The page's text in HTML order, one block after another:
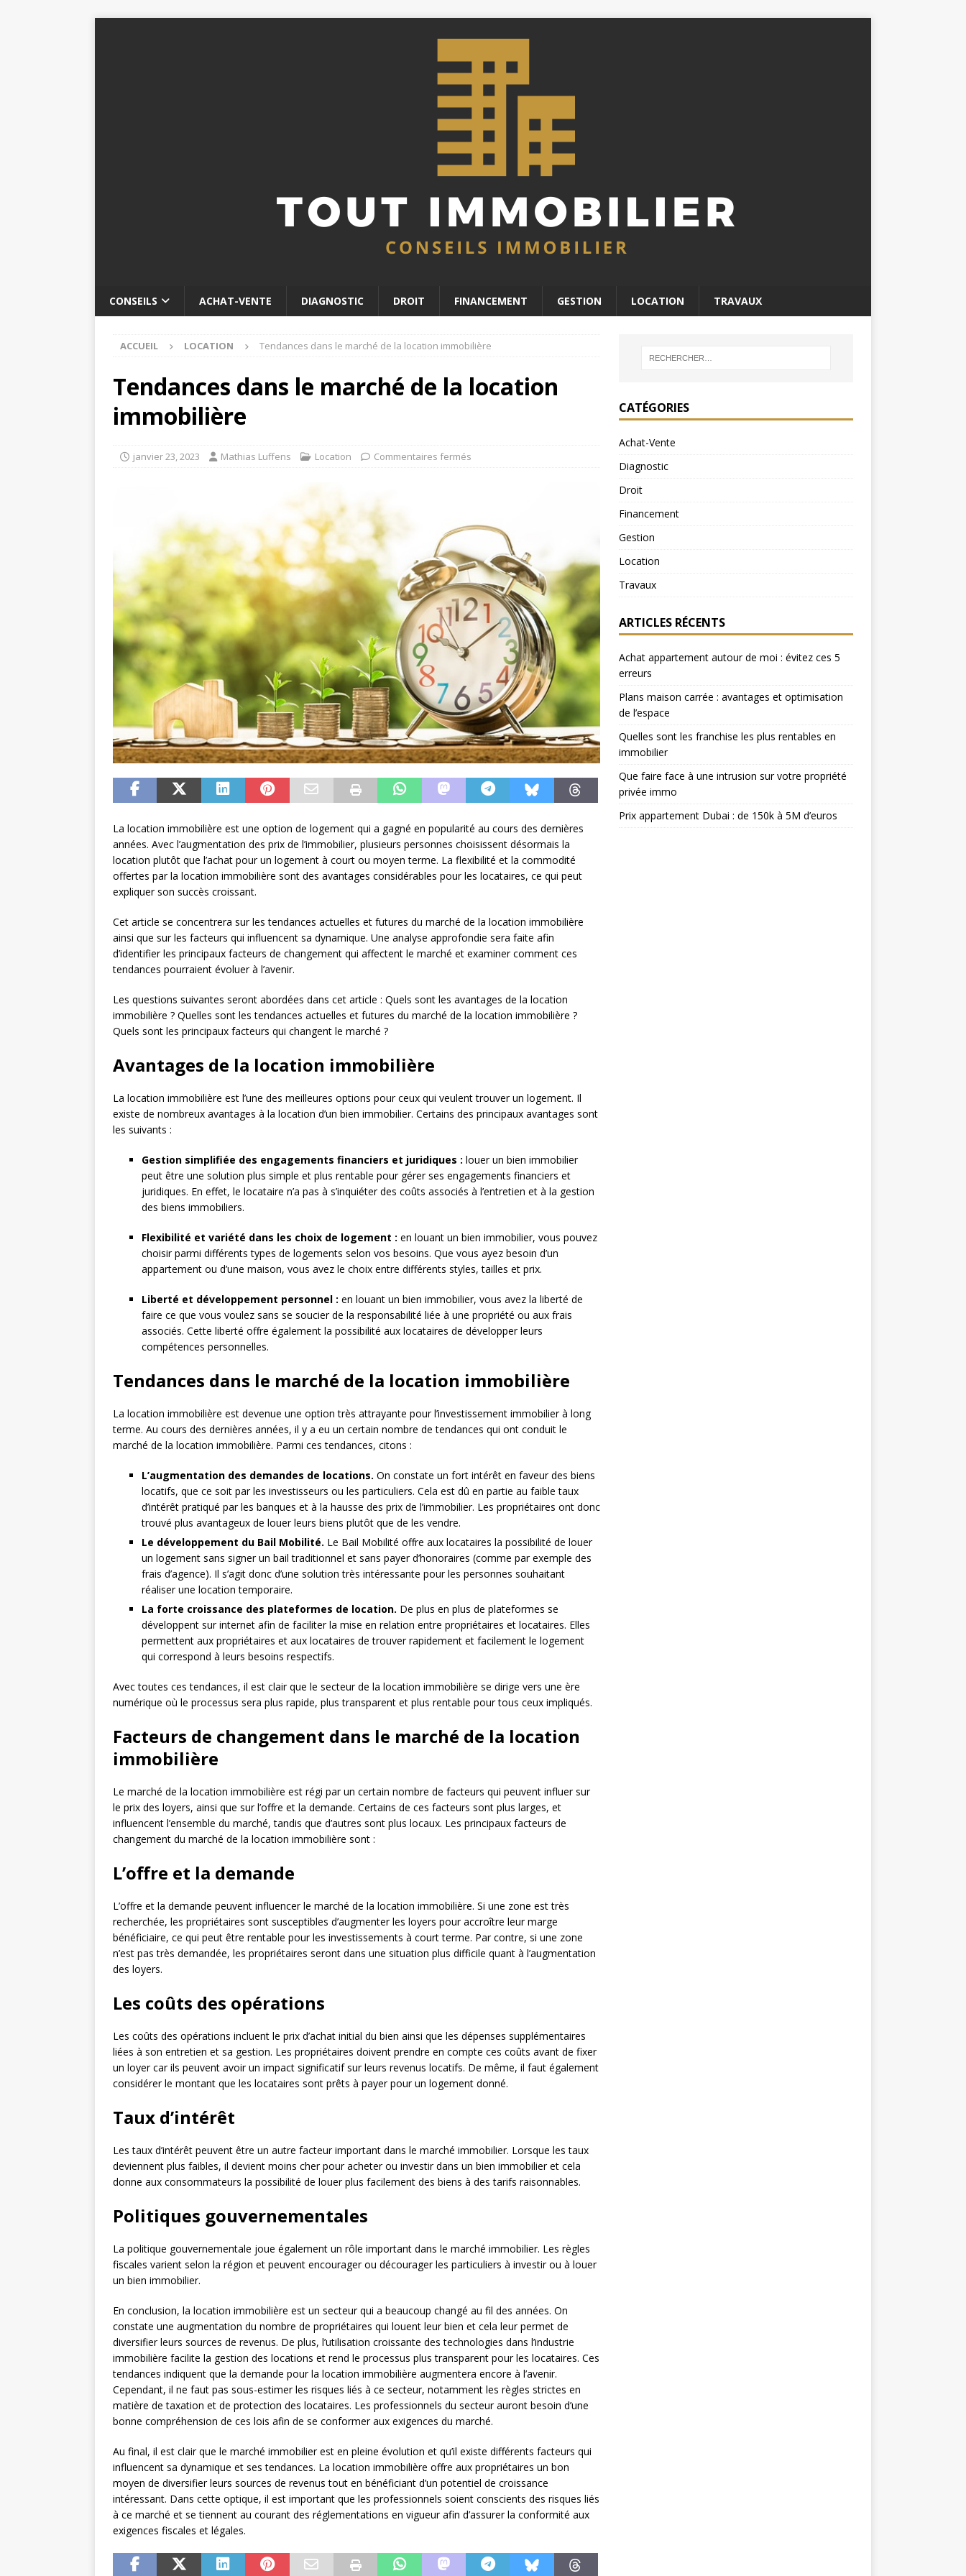
CONSEILS ACHAT-VENTE DIAGNOSTIC DROIT FINANCEMENT GESTION LOCATION TRAVAUX
ACCUEIL LOCATION Tendances dans le marché de la location immobilière
Tendances dans le marché de la location
immobilière
janvier 23, 2023 Mathias Luffens Location Commentaires fermés
La location immobilière est une option de logement qui a gagné en popularité au cours des dernières
années. Avec l’augmentation des prix de l’immobilier, plusieurs personnes choisissent désormais la
location plutôt que l’achat pour un logement à court ou moyen terme. La flexibilité et la commodité
offertes par la location immobilière sont des avantages considérables pour les locataires, ce qui peut
expliquer son succès croissant.
Cet article se concentrera sur les tendances actuelles et futures du marché de la location immobilière
ainsi que sur les facteurs qui influencent sa dynamique. Une analyse approfondie sera faite afin
d’identifier les principaux facteurs de changement qui affectent le marché et examiner comment ces
tendances pourraient évoluer à l’avenir.
Les questions suivantes seront abordées dans cet article : Quels sont les avantages de la location
immobilière ? Quelles sont les tendances actuelles et futures du marché de la location immobilière ?
Quels sont les principaux facteurs qui changent le marché ?
Avantages de la location immobilière
La location immobilière est l’une des meilleures options pour ceux qui veulent trouver un logement. Il
existe de nombreux avantages à la location d’un bien immobilier. Certains des principaux avantages sont
les suivants :
Gestion simplifiée des engagements financiers et juridiques : louer un bien immobilier
peut être une solution plus simple et plus rentable pour gérer ses engagements financiers et
juridiques. En effet, le locataire n’a pas à s’inquiéter des coûts associés à l’entretien et à la gestion
des biens immobiliers.
Flexibilité et variété dans les choix de logement : en louant un bien immobilier, vous pouvez
choisir parmi différents types de logements selon vos besoins. Que vous ayez besoin d’un
appartement ou d’une maison, vous avez le choix entre différents styles, tailles et prix.
Liberté et développement personnel : en louant un bien immobilier, vous avez la liberté de
faire ce que vous voulez sans se soucier de la responsabilité liée à une propriété ou aux frais
associés. Cette liberté offre également la possibilité aux locataires de développer leurs
compétences personnelles.
Tendances dans le marché de la location immobilière
La location immobilière est devenue une option très attrayante pour l’investissement immobilier à long
terme. Au cours des dernières années, il y a eu un certain nombre de tendances qui ont conduit le
marché de la location immobilière. Parmi ces tendances, citons :
L’augmentation des demandes de locations. On constate un fort intérêt en faveur des biens
locatifs, que ce soit par les investisseurs ou les particuliers. Cela est dû en partie au faible taux
d’intérêt pratiqué par les banques et à la hausse des prix de l’immobilier. Les propriétaires ont donc
trouvé plus avantageux de louer leurs biens plutôt que de les vendre.
Le développement du Bail Mobilité. Le Bail Mobilité offre aux locataires la possibilité de louer
un logement sans signer un bail traditionnel et sans payer d’honoraires (comme par exemple des
frais d’agence). Il s’agit donc d’une solution très intéressante pour les personnes souhaitant
réaliser une location temporaire.
La forte croissance des plateformes de location. De plus en plus de plateformes se
développent sur internet afin de faciliter la mise en relation entre propriétaires et locataires. Elles
permettent aux propriétaires et aux locataires de trouver rapidement et facilement le logement
qui correspond à leurs besoins respectifs.
Avec toutes ces tendances, il est clair que le secteur de la location immobilière se dirige vers une ère
numérique où le processus sera plus rapide, plus transparent et plus rentable pour tous ceux impliqués.
Facteurs de changement dans le marché de la location
immobilière
Le marché de la location immobilière est régi par un certain nombre de facteurs qui peuvent influer sur
le prix des loyers, ainsi que sur l’offre et la demande. Certains de ces facteurs sont plus larges, et
influencent l’ensemble du marché, tandis que d’autres sont plus locaux. Les principaux facteurs de
changement du marché de la location immobilière sont :
L’offre et la demande
L’offre et la demande peuvent influencer le marché de la location immobilière. Si une zone est très
recherchée, les propriétaires sont susceptibles d’augmenter les loyers pour accroître leur marge
bénéficiaire, ce qui peut être rentable pour les investissements à court terme. Par contre, si une zone
n’est pas très demandée, les propriétaires seront dans une situation plus difficile quant à l’augmentation
des loyers.
Les coûts des opérations
Les coûts des opérations incluent le prix d’achat initial du bien ainsi que les dépenses supplémentaires
liées à son entretien et sa gestion. Les propriétaires doivent prendre en compte ces coûts avant de fixer
un loyer car ils peuvent avoir un impact significatif sur leurs revenus locatifs. De même, il faut également
considérer le montant que les locataires sont prêts à payer pour un logement donné.
Taux d’intérêt
Les taux d’intérêt peuvent être un autre facteur important dans le marché immobilier. Lorsque les taux
deviennent plus faibles, il devient moins cher pour acheter ou investir dans un bien immobilier et cela
donne aux consommateurs la possibilité de louer plus facilement des biens à des tarifs raisonnables.
Politiques gouvernementales
La politique gouvernementale joue également un rôle important dans le marché immobilier. Les règles
fiscales varient selon la région et peuvent encourager ou décourager les particuliers à investir ou à louer
un bien immobilier.
En conclusion, la location immobilière est un secteur qui a beaucoup changé au fil des années. On
constate une augmentation du nombre de propriétaires qui louent leur bien et cela leur permet de
diversifier leurs sources de revenus. De plus, l’utilisation croissante des technologies dans l’industrie
immobilière facilite la gestion des locations et rend le processus plus transparent pour les locataires. Ces
tendances indiquent que la demande pour la location immobilière augmentera encore à l’avenir.
Cependant, il ne faut pas sous-estimer les risques liés à ce secteur, notamment les règles strictes en
matière de taxation et de protection des locataires. Les professionnels du secteur auront besoin d’une
bonne compréhension de ces lois afin de se conformer aux exigences du marché.
Au final, il est clair que le marché immobilier est en pleine évolution et qu’il existe différents facteurs qui
influencent sa dynamique et ses tendances. La location immobilière offre aux propriétaires un bon
moyen de diversifier leurs sources de revenus tout en bénéficiant d’un potentiel de croissance
intéressant. Dans cette optique, il est important que les professionnels soient conscients des risques liés
à ce marché et se tiennent au courant des réglementations en vigueur afin d’assurer la conformité aux
exigences fiscales et légales.
CATÉGORIES
Achat-Vente
Diagnostic
Droit
Financement
Gestion
Location
Travaux
ARTICLES RÉCENTS
Achat appartement autour de moi : évitez ces 5
erreurs
Plans maison carrée : avantages et optimisation
de l’espace
Quelles sont les franchise les plus rentables en
immobilier
Que faire face à une intrusion sur votre propriété
privée immo
Prix appartement Dubai : de 150k à 5M d’euros